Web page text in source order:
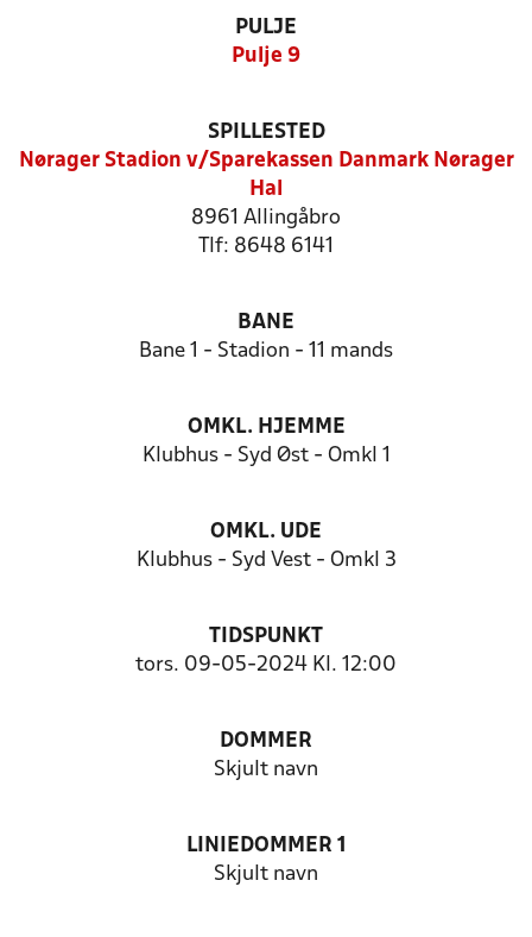
PULJE
Pulje 9
SPILLESTED
Nørager Stadion v/Sparekassen Danmark Nørager
Hal
8961 Allingåbro
Tlf: 8648 6141
BANE
Bane 1 - Stadion - 11 mands
OMKL. HJEMME
Klubhus - Syd Øst - Omkl 1
OMKL. UDE
Klubhus - Syd Vest - Omkl 3
TIDSPUNKT
tors. 09-05-2024 Kl. 12:00
DOMMER
Skjult navn
LINIEDOMMER 1
Skjult navn